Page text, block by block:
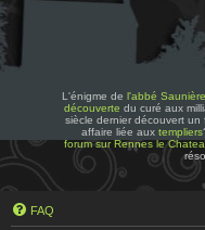
L'énigme de l'abbé Saunière
découverte du curé aux
siècle dernier découvert un
affaire liée aux templiers
forum sur Rennes le
FAQ